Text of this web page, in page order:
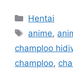
Categorías
Hentai
Etiquetas
anime,
champloo
champloo,